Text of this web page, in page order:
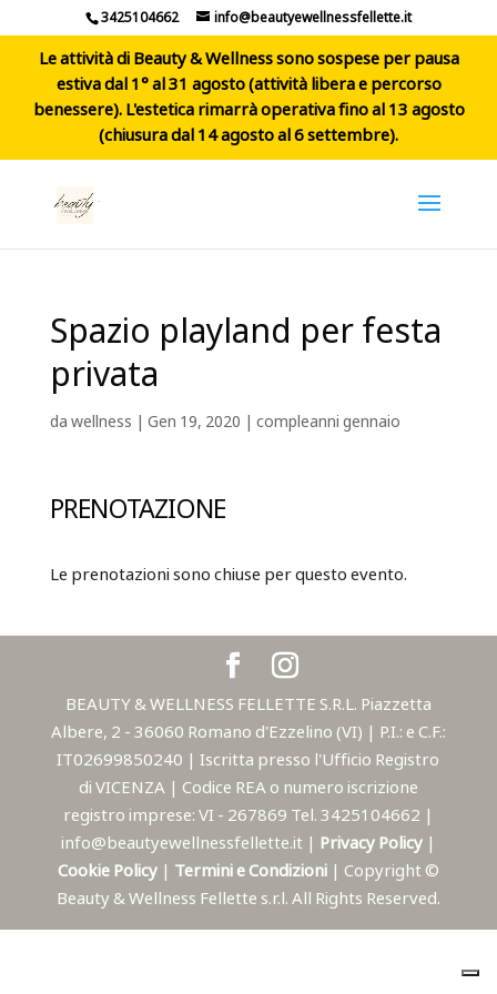
3425104662 info@beautyewellnessfellette.it
Le attività di Beauty & Wellness sono sospese per pausa
estiva dal 1° al 31 agosto (attività libera e percorso
benessere). L'estetica rimarrà operativa fino al 13 agosto
(chiusura dal 14 agosto al 6 settembre).
Spazio playland per festa
privata
dawellness | Gen 19, 2020 | compleanni gennaio
PRENOTAZIONE
Le prenotazioni sono chiuse per questo evento.
BEAUTY & WELLNESS FELLETTE S.R.L. Piazzetta
Albere, 2 - 36060 Romano d'Ezzelino (VI) | P.I.: e C.F.:
IT02699850240 | Iscritta presso l'Ufficio Registro
di VICENZA | Codice REA o numero iscrizione
registro imprese: VI - 267869 Tel. 3425104662 |
info@beautyewellnessfellette.it | Privacy Policy |
Cookie Policy | Termini e Condizioni | Copyright ©
Beauty & Wellness Fellette s.r.l. All Rights Reserved.